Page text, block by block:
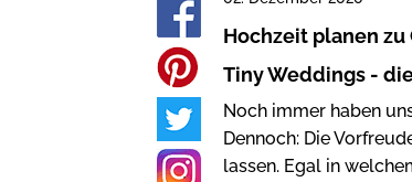
Hochzeit planen zu
Tiny Weddings -
Noch immer haben
Dennoch: Die
lassen. Egal in